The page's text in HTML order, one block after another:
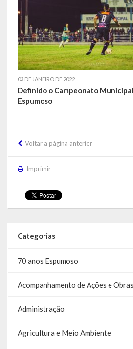
Vídeos
Notícias
Publicações
Contratos | Atas | Aditivos
Editais de Licitação
Concurso | Processo Seletivo |
Orçamento Anual
Legislação
Portarias | Atos Administrativos
Aluno | Discente
RPPS – Regime Próprio de
RREO
03 DE JANEIRO DE 2022
Definido o Campeonato
Espumoso
Voltar a página anterior
Imprimir
Categorias
70 anos Espumoso
Acompanhamento de Ações e Obras
Administração
Agricultura e Meio Ambiente